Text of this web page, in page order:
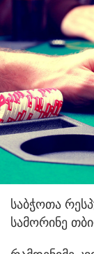
საბჭოთა
სამორინე